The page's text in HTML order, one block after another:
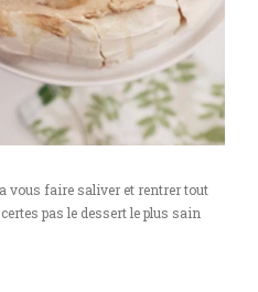
vous faire saliver et rentrer tout
pas le dessert le plus sain